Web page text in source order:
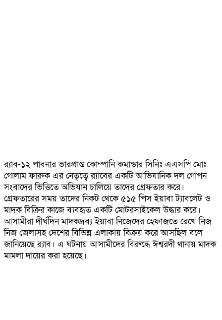
র‍্যাব-১২ পাবনার ভারপ্রাপ্ত কোম্পানি কমান্ডার সিনিঃ এএসপি মোঃ
গোলাম ফারুক এর নেতৃত্বে র‍্যাবের একটি আভিযানিক দল গোপন
সংবাদের ভিত্তিতে অভিযান চালিয়ে তাদের গ্রেফতার করে।
গ্রেফতারের সময় তাদের নিকট থেকে ৫১৫ পিস ইয়াবা ট্যাবলেট ও
মাদক বিক্রির কাজে ব্যবহৃত একটি মোটরসাইকেল উদ্ধার করে।
আসামীরা দীর্ঘদিন মাদকদ্রব্য ইয়াবা নিজেদের হেফাজতে রেখে নিজ
নিজ জেলাসহ দেশের বিভিন্ন এলাকায় বিক্রয় করে আসছিল বলে
জানিয়েছে র‍্যাব। এ ঘটনায় আসামীদের বিরুদ্ধে ঈশ্বরদী থানায় মাদক
মামলা দায়ের করা হয়েছে।